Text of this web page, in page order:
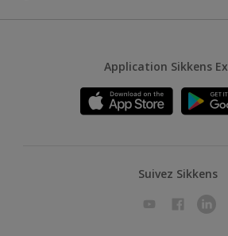
Application Sikkens
Suivez Sikkens